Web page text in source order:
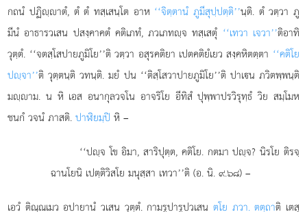
กถนํ ปฏิฺาตํ, ตํ ตํ ทสฺเสนฺโต อาห ‘‘จิตฺตานํ ภูมีสุปฺปตฺติ’’นฺติ. ตํ วตฺวา ภู
มีนํ อาธารวเสน ปสงฺคาคตํ คติเภทํ, ภวเภทฺจ ทสฺเสตุํ ‘‘เทวา เจวา’’ติอาทิ
วุตฺตํ. ‘‘จตสฺโสปายภูมิโย’’ติ วตฺวา อสุรคติยา เปตคติยํเยว สงฺคหิตตฺตา ‘‘คติโย
ปฺจา’’ติ วุตฺตนฺติ วทนฺติ. มยํ ปน ‘‘ติสฺโสวาปายภูมิโย’’ติ ปาเน ภวิตพฺพนฺติ
มฺาม. น หิ เอส อนากุลวจโน อาจริโย อีทิสํ ปุพฺพาปรวิรุทฺธํ วิย สมฺโมห
ชนกํ วจนํ ภาสติ.ปาฬิยมฺปิ หิ –
‘‘ปฺจ โข อิมา, สาริปุตฺต, คติโย. กตมา ปฺจ? นิรโย ติรจฺ
ฉานโยนิ เปตฺติวิสโย มนุสฺสา เทวา’’ติ (อ. นิ. ๙.๖๘) –
เอวํ ติณฺณเมว อปายานํ วเสน วุตฺตํ. กามรูปารูปวเสน ตโย ภวา. ตตฺถาติ เตสุ